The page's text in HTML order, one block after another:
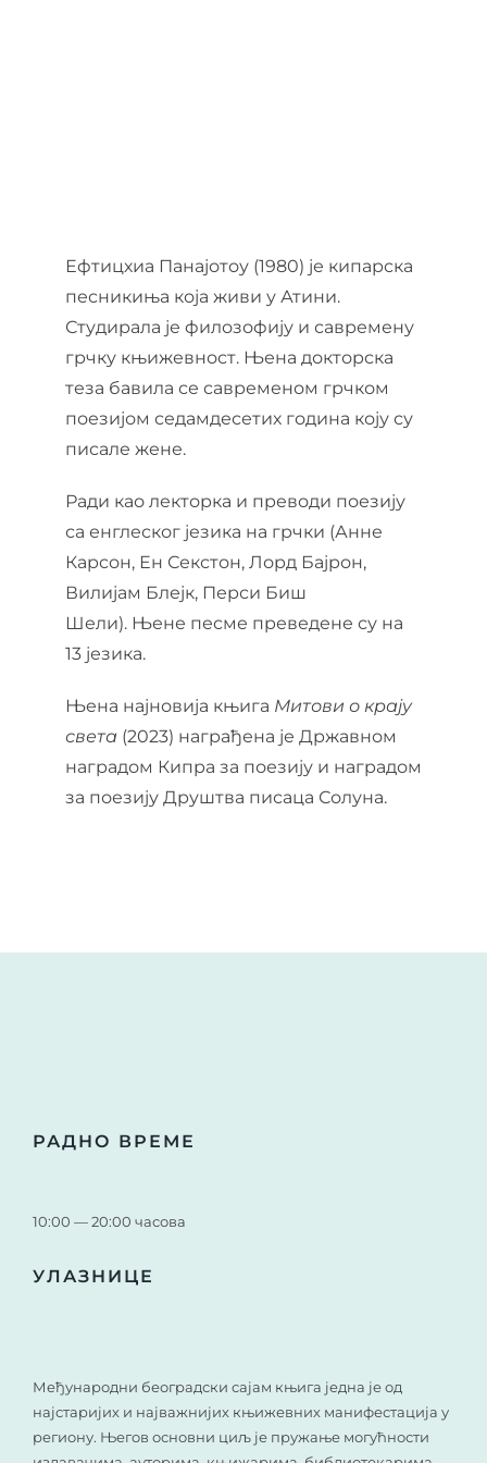
Ефтицхиа Панајотоу (1980) је кипарска
песникиња која живи у Атини.
Студирала је филозофију и савремену
грчку књижевност. Њена докторска
теза бавила се савременом грчком
поезијом седамдесетих година коју су
писале жене.
Ради као лекторка и преводи поезију
са енглеског језика на грчки (Анне
Карсон, Ен Секстон, Лорд Бајрон,
Вилијам Блејк, Перси Биш
Шели). Њене песме преведене су на
13 језика.
Њена најновија књига Митови о крају
света (2023) награђена је Државном
наградом Кипра за поезију и наградом
за поезију Друштва писаца Солуна.
РАДНО ВРЕМЕ
10:00 — 20:00 часова
УЛАЗНИЦЕ
Међународни београдски сајам књига једна је од
најстаријих и најважнијих књижевних манифестација у
региону. Његов основни циљ је пружање могућности